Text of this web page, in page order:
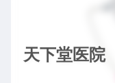
天下堂医院